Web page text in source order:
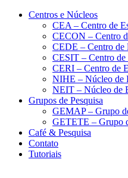
Conteúdo principal Menu
Centros e Núcleos
CEA – Centro de
CECON – Centro
CEDE – Centro de
CESIT – Centro de
CERI – Centro de
NIHE – Núcleo de
NEIT – Núcleo de
Grupos de Pesquisa
GEMAP – Grupo
GETETE – Grupo
Café & Pesquisa
Contato
Tutoriais